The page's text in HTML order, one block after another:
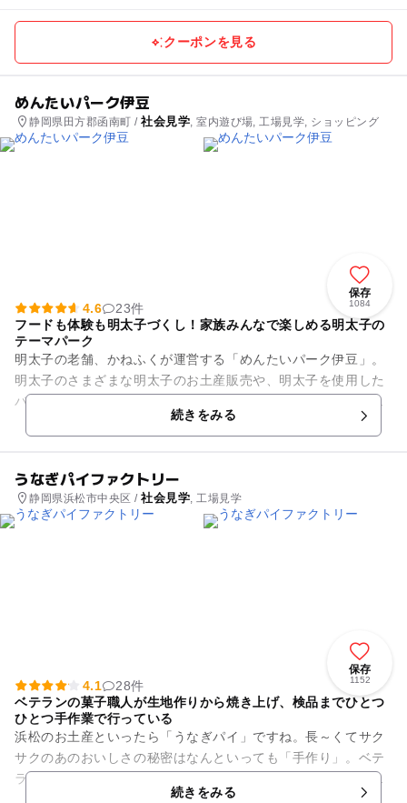
クーポンを見る
めんたいパーク伊豆
静岡県田方郡函南町 /社会見学, 室内遊び場, 工場見学, ショッピング
保存
1084
4.6
23件
フードも体験も明太子づくし！家族みんなで楽しめる明太子の
テーマパーク
明太子の老舗、かねふくが運営する「めんたいパーク伊豆」。
明太子のさまざまな明太子のお土産販売や、明太子を使用した
バリエーション豊富なフードメニューなどが味わえる明太子の
続きをみる
うなぎパイファクトリー
静岡県浜松市中央区 /社会見学, 工場見学
保存
1152
4.1
28件
ベテランの菓子職人が生地作りから焼き上げ、検品までひとつ
ひとつ手作業で行っている
浜松のお土産といったら「うなぎパイ」ですね。長～くてサク
サクのあのおいしさの秘密はなんといっても「手作り」。ベテ
ランの菓子職人が生地作りから焼き上げ、検品までひとつひと
つ手作業で行っているのです...続きをみる